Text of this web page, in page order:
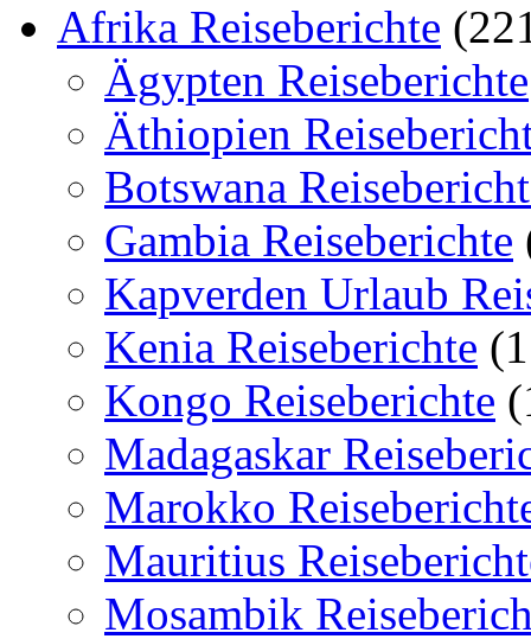
Afrika Reiseberichte
Ägypten Reiseberichte
Äthiopien
Botswana
Gambia Reiseberichte
Kapverden Urlaub
Kenia Reiseberichte
Kongo Reiseberichte
Madagaskar
Marokko
Mauritius
Mosambik